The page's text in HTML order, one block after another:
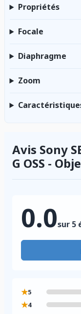
Propriétés
Focale
Diaphragme
Zoom
Avis Sony
G OSS -
0.0sur 5
★5
★4